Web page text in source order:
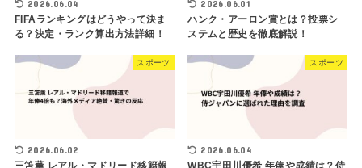
2026.06.04
FIFAランキングはどうやって決ま
る？決定・ランク算出方法詳細！
2026.06.01
ハンク・アーロン賞とは？投票シ
ステムと歴史を徹底解説！
スポーツ
2026.06.02
三笘薫 レアル・マドリード移籍報
スポーツ
2026.06.04
WBC宇田川優希 年俸や成績は？侍